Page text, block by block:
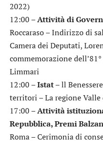
2022)
12:00 –Attività di
Roccaraso – Indirizzo di
Camera dei Deputati,
commemorazione
Limmari
12:00 –Istat– ll
territori – La regione Valle
17:00 –Attività
Repubblica, Premi Balzan
Roma – Cerimonia di